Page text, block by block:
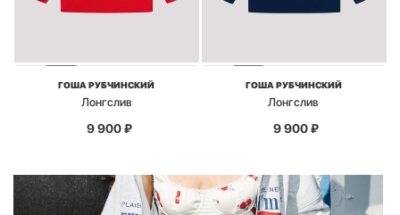
ГОША РУБЧИНСКИЙ
Лонгслив
9 900₽
ГОША РУБЧИНСКИЙ
Лонгслив
9 900₽